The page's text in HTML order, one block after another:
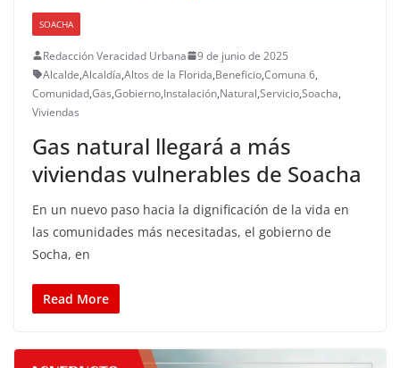
SOACHA
Redacción Veracidad Urbana
9 de junio de 2025
Alcalde,Alcaldía,Altos de la Florida,Beneficio,Comuna 6,
Comunidad,Gas,Gobierno,Instalación,Natural,Servicio,Soacha,
Viviendas
Gas natural llegará a más
viviendas vulnerables de Soacha
En un nuevo paso hacia la dignificación de la vida en
las comunidades más necesitadas, el gobierno de
Socha, en
Read More